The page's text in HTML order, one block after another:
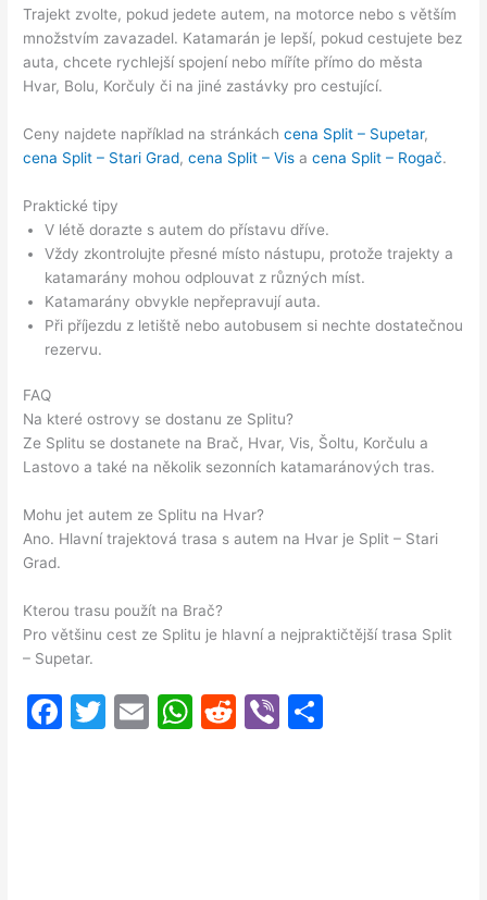
Trajekt zvolte, pokud jedete autem, na motorce nebo s větším
množstvím zavazadel. Katamarán je lepší, pokud cestujete bez
auta, chcete rychlejší spojení nebo míříte přímo do města
Hvar, Bolu, Korčuly či na jiné zastávky pro cestující.
Ceny najdete například na stránkáchcena Split – Supetar,
cena Split – Stari Grad,cena Split – Vis acena Split – Rogač.
Praktické tipy
V létě dorazte s autem do přístavu dříve.
Vždy zkontrolujte přesné místo nástupu, protože trajekty a
katamarány mohou odplouvat z různých míst.
Katamarány obvykle nepřepravují auta.
Při příjezdu z letiště nebo autobusem si nechte dostatečnou
rezervu.
FAQ
Na které ostrovy se dostanu ze Splitu?
Ze Splitu se dostanete na Brač, Hvar, Vis, Šoltu, Korčulu a
Lastovo a také na několik sezonních katamaránových tras.
Mohu jet autem ze Splitu na Hvar?
Ano. Hlavní trajektová trasa s autem na Hvar je Split – Stari
Grad.
Kterou trasu použít na Brač?
Pro většinu cest ze Splitu je hlavní a nejpraktičtější trasa Split
– Supetar.
F
T
E
W R
Vi